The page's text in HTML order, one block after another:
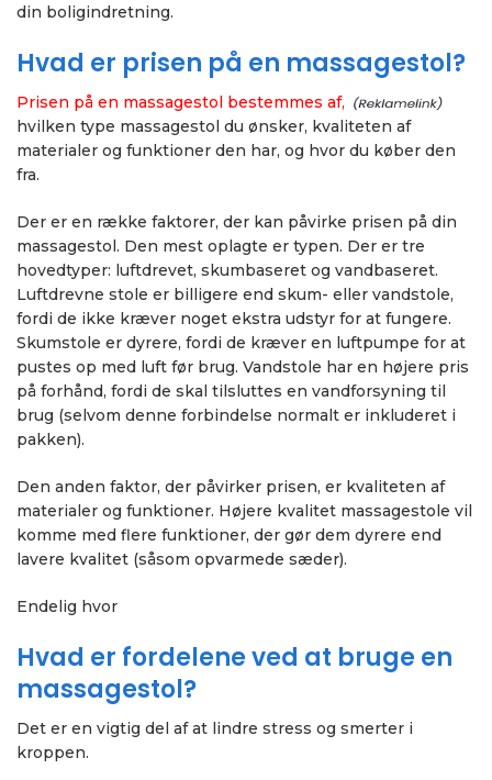
din boligindretning.
Hvad er prisen på en massagestol?
Prisen på en massagestol bestemmes af,
hvilken type massagestol du ønsker, kvaliteten af
materialer og funktioner den har, og hvor du køber den
fra.
Der er en række faktorer, der kan påvirke prisen på din
massagestol. Den mest oplagte er typen. Der er tre
hovedtyper: luftdrevet, skumbaseret og vandbaseret.
Luftdrevne stole er billigere end skum- eller vandstole,
fordi de ikke kræver noget ekstra udstyr for at fungere.
Skumstole er dyrere, fordi de kræver en luftpumpe for at
pustes op med luft før brug. Vandstole har en højere pris
på forhånd, fordi de skal tilsluttes en vandforsyning til
brug (selvom denne forbindelse normalt er inkluderet i
pakken).
Den anden faktor, der påvirker prisen, er kvaliteten af
materialer og funktioner. Højere kvalitet massagestole vil
komme med flere funktioner, der gør dem dyrere end
lavere kvalitet (såsom opvarmede sæder).
Endelig hvor
Hvad er fordelene ved at bruge en
massagestol?
Det er en vigtig del af at lindre stress og smerter i
kroppen.